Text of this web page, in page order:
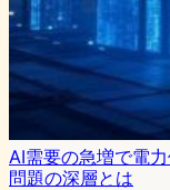
AI需要の急増で電
問題の深層とは